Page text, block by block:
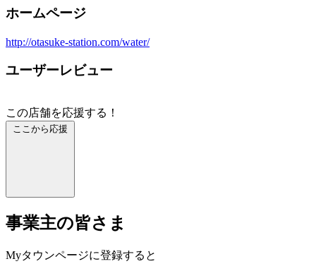
ホームページ
http://otasuke-station.com/water/
ユーザーレビュー
この店舗を応援する！
ここから応援
事業主の皆さま
Myタウンページに登録すると